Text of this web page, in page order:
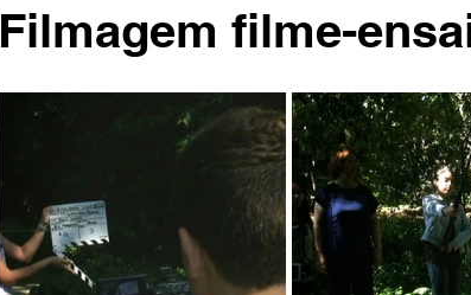
Filmagem filme-